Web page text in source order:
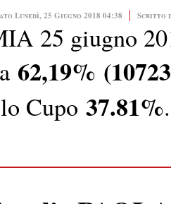
Lunedì, 25 Giugno 2018 04:38 Scritto
25 giugno
62,19%
Cupo 37.81%.